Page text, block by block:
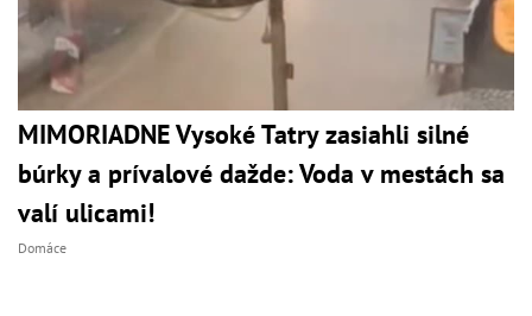
MIMORIADNE Vysoké Tatry zasiahli silné
búrky a prívalové dažde: Voda v mestách sa
valí ulicami!
Domáce